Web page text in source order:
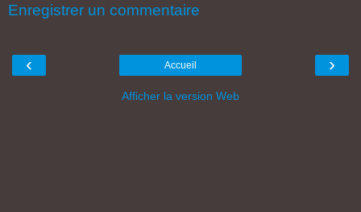
Enregistrer un commentaire
‹ ›
Accueil
Afficher la version Web